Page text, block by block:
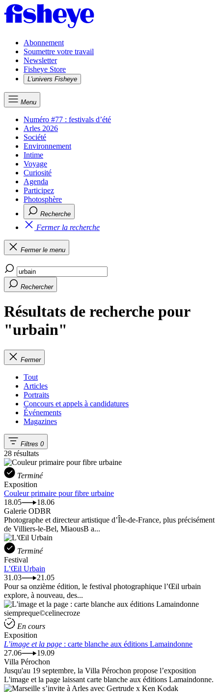
Abonnement
Soumettre votre travail
Newsletter
Fisheye Store
L'univers Fisheye
Menu
Numéro #77 : festivals d’été
Arles 2026
Société
Environnement
Intime
Voyage
Curiosité
Agenda
Participez
Photosphère
Recherche
Fermer la recherche
Fermer le menu
Rechercher
Résultats de recherche pour
"urbain"
Fermer
Tout
Articles
Portraits
Concours et appels à candidatures
Événements
Magazines
Filtres 0
28 résultats
Terminé
Exposition
Couleur primaire pour fibre urbaine
18.05
18.06
Galerie ODBR
Photographe et directeur artistique d’Île-de-France, plus précisément
de Villiers-le-Bel, MiaousB a...
Terminé
Festival
L’Œil Urbain
31.03
21.05
Pour sa onzième édition, le festival photographique l’Œil urbain
explore, à nouveau, des...
siempreque©celinecroze
En cours
Exposition
L’image et la page : carte blanche aux éditions Lamaindonne
27.06
19.09
Villa Pérochon
Jusqu'au 19 septembre, la Villa Pérochon propose l’exposition
L'image et la page laissant carte blanche aux éditions Lamaindonne.